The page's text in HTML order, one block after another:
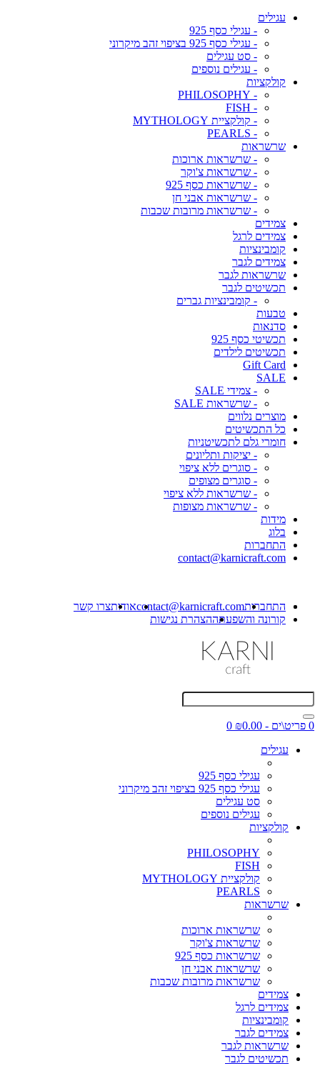
עגילים
- עגילי כסף 925
- עגילי כסף 925 בציפוי זהב מיקרוני
- סט עגילים
- עגילים נוספים
קולקציות
- PHILOSOPHY
- FISH
- קולקציית MYTHOLOGY
- PEARLS
שרשראות
- שרשראות ארוכות
- שרשראות צ'וקר
- שרשראות כסף 925
- שרשראות אבני חן
- שרשראות מרובות שכבות
צמידים
צמידים לרגל
קומבינציות
צמידים לגבר
שרשראות לגבר
תכשיטים לגבר
- קומבינציות גברים
טבעות
סדנאות
תכשיטי כסף 925
תכשיטים לילדים
Gift Card
SALE
- צמידי SALE
- שרשראות SALE
מוצרים נלווים
כל התכשיטים
חומרי גלם לתכשיטניות
- יציקות ותליונים
- סוגרים ללא ציפוי
- סוגרים מצופים
- שרשראות ללא ציפוי
- שרשראות מצופות
מידות
בלוג
התחברות
contact@karnicraft.com
התחברותcontact@karnicraft.comאודותצרו קשר
קורונה והשפעתההצהרת נגישות
0 פריט\ים - ₪0.00
0
עגילים
עגילי כסף 925
עגילי כסף 925 בציפוי זהב מיקרוני
סט עגילים
עגילים נוספים
קולקציות
PHILOSOPHY
FISH
קולקציית MYTHOLOGY
PEARLS
שרשראות
שרשראות ארוכות
שרשראות צ'וקר
שרשראות כסף 925
שרשראות אבני חן
שרשראות מרובות שכבות
צמידים
צמידים לרגל
קומבינציות
צמידים לגבר
שרשראות לגבר
תכשיטים לגבר